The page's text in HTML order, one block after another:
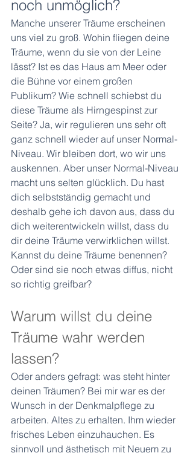
noch unmöglich?
Manche unserer Träume erscheinen
uns viel zu groß. Wohin fliegen deine
Träume, wenn du sie von der Leine
lässt? Ist es das Haus am Meer oder
die Bühne vor einem großen
Publikum? Wie schnell schiebst du
diese Träume als Hirngespinst zur
Seite? Ja, wir regulieren uns sehr oft
ganz schnell wieder auf unser Normal-
Niveau. Wir bleiben dort, wo wir uns
auskennen. Aber unser Normal-Niveau
macht uns selten glücklich. Du hast
dich selbstständig gemacht und
deshalb gehe ich davon aus, dass du
dich weiterentwickeln willst, dass du
dir deine Träume verwirklichen willst.
Kannst du deine Träume benennen?
Oder sind sie noch etwas diffus, nicht
so richtig greifbar?
Warum willst du deine
Träume wahr werden
lassen?
Oder anders gefragt: was steht hinter
deinen Träumen? Bei mir war es der
Wunsch in der Denkmalpflege zu
arbeiten. Altes zu erhalten. Ihm wieder
frisches Leben einzuhauchen. Es
sinnvoll und ästhetisch mit Neuem zu